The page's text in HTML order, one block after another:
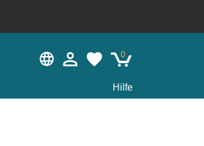
0
Hilfe